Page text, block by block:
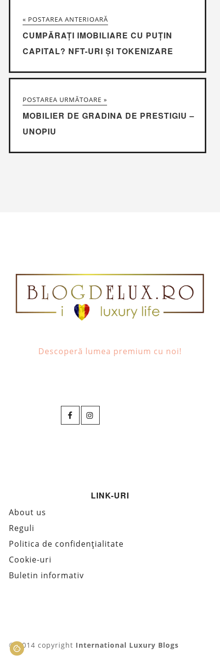
« POSTAREA ANTERIOARĂ
CUMPĂRAȚI IMOBILIARE CU PUȚIN
CAPITAL? NFT-URI ȘI TOKENIZARE
POSTAREA URMĂTOARE »
MOBILIER DE GRADINA DE PRESTIGIU –
UNOPIU
Descoperă lumea premium cu noi!
LINK-URI
About us
Reguli
Politica de confidențialitate
Cookie-uri
Buletin informativ
© 2014 copyright International Luxury Blogs